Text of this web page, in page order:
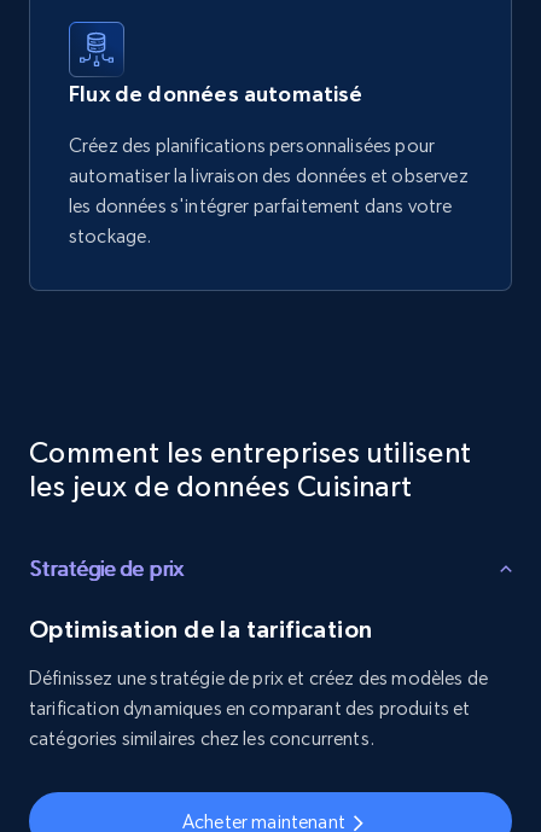
Flux de données automatisé
Créez des planifications personnalisées pour
automatiser la livraison des données et observez
les données s'intégrer parfaitement dans votre
stockage.
Comment les entreprises utilisent
les jeux de données Cuisinart
Stratégie de prix
Optimisation de la tarification
Définissez une stratégie de prix et créez des modèles de
tarification dynamiques en comparant des produits et
catégories similaires chez les concurrents.
Acheter maintenant